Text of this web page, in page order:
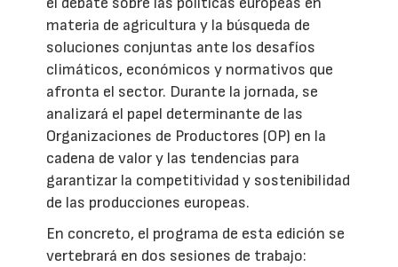
materia de agricultura y la búsqueda de
soluciones conjuntas ante los desafíos
climáticos, económicos y normativos que
afronta el sector. Durante la jornada, se
analizará el papel determinante de las
Organizaciones de Productores (OP) en la
cadena de valor y las tendencias para
garantizar la competitividad y sostenibilidad
de las producciones europeas.
En concreto, el programa de esta edición se
vertebrará en dos sesiones de trabajo: